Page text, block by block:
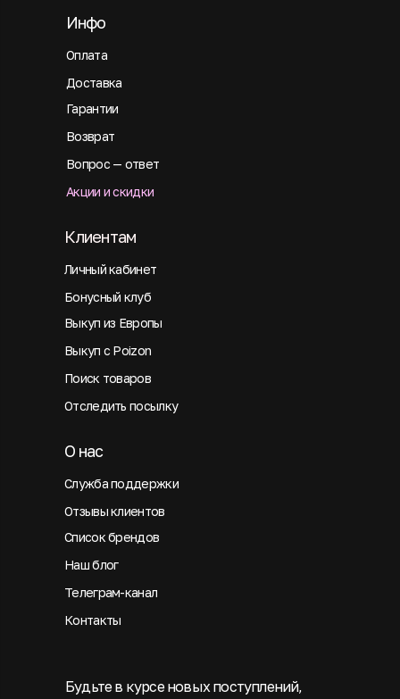
Оплата
Инфо
Будьте в курсе новых поступлений,
Доставка
Гарантии
Возврат
Вопрос — ответ
Акции и скидки
Личный кабинет
Клиентам
Бонусный клуб
Выкуп из Европы
Выкуп с Poizon
Поиск товаров
Отследить посылку
Служба поддержки
О нас
Отзывы клиентов
Список брендов
Наш блог
Телеграм-канал
Контакты